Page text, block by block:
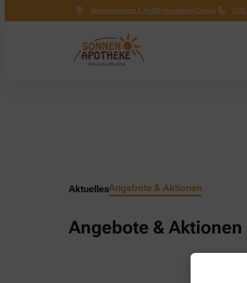
Alexandrinenplatz 4 96465 Neustadt bei Coburg
AktuellesAngebote & Aktionen
Angebote & Aktionen